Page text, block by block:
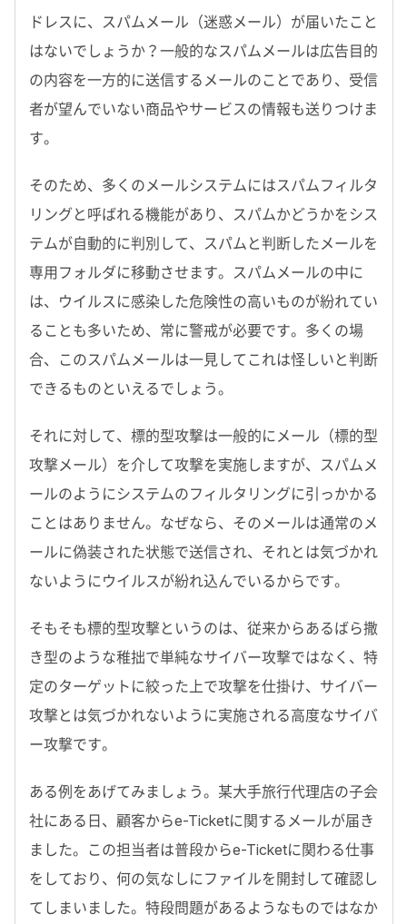
ドレスに、スパムメール（迷惑メール）が届いたこと
はないでしょうか？一般的なスパムメールは広告目的
の内容を一方的に送信するメールのことであり、受信
者が望んでいない商品やサービスの情報も送りつけま
す。
そのため、多くのメールシステムにはスパムフィルタ
リングと呼ばれる機能があり、スパムかどうかをシス
テムが自動的に判別して、スパムと判断したメールを
専用フォルダに移動させます。スパムメールの中に
は、ウイルスに感染した危険性の高いものが紛れてい
ることも多いため、常に警戒が必要です。多くの場
合、このスパムメールは一見してこれは怪しいと判断
できるものといえるでしょう。
それに対して、標的型攻撃は一般的にメール（標的型
攻撃メール）を介して攻撃を実施しますが、スパムメ
ールのようにシステムのフィルタリングに引っかかる
ことはありません。なぜなら、そのメールは通常のメ
ールに偽装された状態で送信され、それとは気づかれ
ないようにウイルスが紛れ込んでいるからです。
そもそも標的型攻撃というのは、従来からあるばら撒
き型のような稚拙で単純なサイバー攻撃ではなく、特
定のターゲットに絞った上で攻撃を仕掛け、サイバー
攻撃とは気づかれないように実施される高度なサイバ
ー攻撃です。
ある例をあげてみましょう。某大手旅行代理店の子会
社にある日、顧客からe-Ticketに関するメールが届き
ました。この担当者は普段からe-Ticketに関わる仕事
をしており、何の気なしにファイルを開封して確認し
てしまいました。特段問題があるようなものではなか